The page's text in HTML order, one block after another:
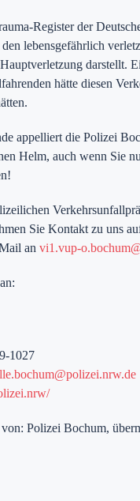
Register der
lebensgefährlich
darstellt.
hätte diesen
appelliert die Polizei
Helm, auch wenn Sie
Sie Kontakt zu uns
an vi1.vup-
1027
Polizei Bochum,